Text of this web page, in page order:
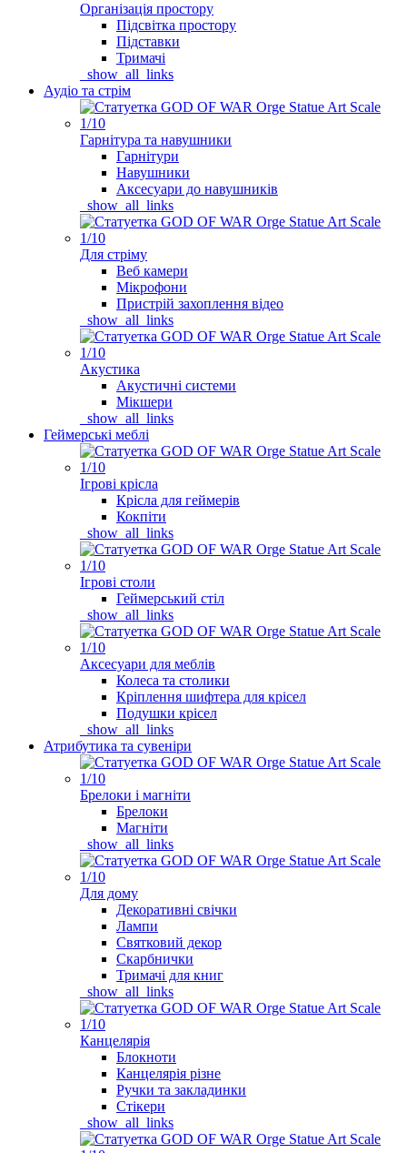
Організація простору
Підсвітка простору
Підставки
Тримачі
_show_all_links
Аудіо та стрім
Гарнітура та навушники
Гарнітури
Навушники
Аксесуари до навушників
_show_all_links
Для стріму
Веб камери
Мікрофони
Пристрій захоплення відео
_show_all_links
Акустика
Акустичні системи
Мікшери
_show_all_links
Геймерські меблі
Ігрові крісла
Крісла для геймерів
Кокпіти
_show_all_links
Ігрові столи
Геймерський стіл
_show_all_links
Аксесуари для меблів
Колеса та столики
Кріплення шифтера для крісел
Подушки крісел
_show_all_links
Атрибутика та сувеніри
Брелоки і магніти
Брелоки
Магніти
_show_all_links
Для дому
Декоративні свічки
Лампи
Святковий декор
Скарбнички
Тримачі для книг
_show_all_links
Канцелярія
Блокноти
Канцелярія різне
Ручки та закладинки
Стікери
_show_all_links